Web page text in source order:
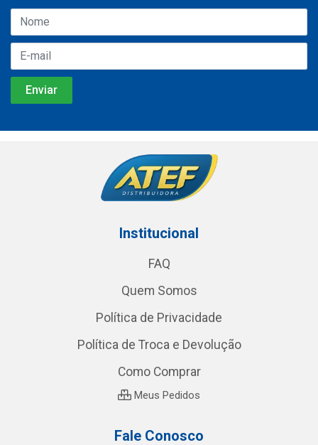
Institucional
FAQ
Quem Somos
Política de Privacidade
Política de Troca e Devolução
Como Comprar
Meus Pedidos
Fale Conosco